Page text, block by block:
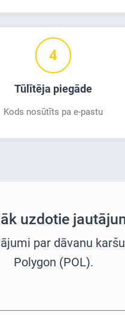
4
Tūlītēja piegāde
Kods nosūtīts pa e-pastu
uzdotie
par dāvanu
Polygon (POL).